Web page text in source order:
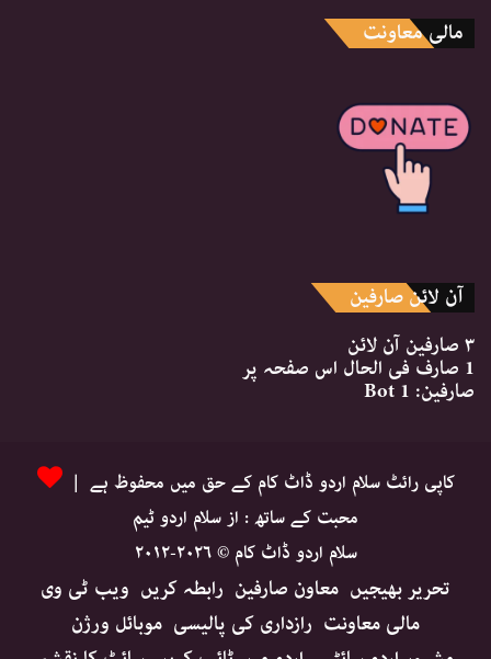
مالی معاونت
آن لائن صارفین
۳ صارفین
آن لائن
1 صارف فی الحال اس صفحہ پر
صارفین: 1 Bot
کاپی رائٹ سلام اردو ڈاٹ کام کے حق میں محفوظ ہے |
محبت کے ساتھ : از سلام اردو ٹیم
سلام اردو ڈاٹ کام © ۲۰۲۶-۲۰۱۲
تحریر بھیجیں معاون صارفین رابطہ کریں ویب ٹی وی
مالی معاونت رازداری کی پالیسی موبائل ورژن